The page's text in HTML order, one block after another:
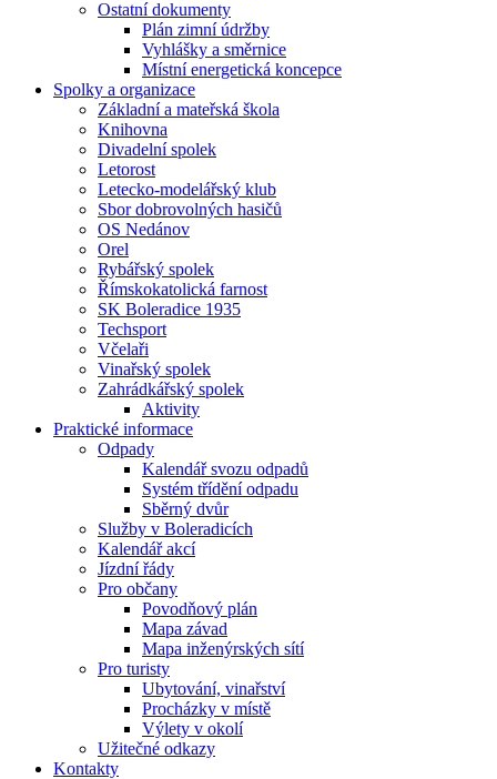
Ostatní dokumenty
Plán zimní údržby
Vyhlášky a směrnice
Místní energetická koncepce
Spolky a organizace
Základní a mateřská škola
Knihovna
Divadelní spolek
Letorost
Letecko-modelářský klub
Sbor dobrovolných hasičů
OS Nedánov
Orel
Rybářský spolek
Římskokatolická farnost
SK Boleradice 1935
Techsport
Včelaři
Vinařský spolek
Zahrádkářský spolek
Aktivity
Praktické informace
Odpady
Kalendář svozu odpadů
Systém třídění odpadu
Sběrný dvůr
Služby v Boleradicích
Kalendář akcí
Jízdní řády
Pro občany
Povodňový plán
Mapa závad
Mapa inženýrských sítí
Pro turisty
Ubytování, vinařství
Procházky v místě
Výlety v okolí
Užitečné odkazy
Kontakty